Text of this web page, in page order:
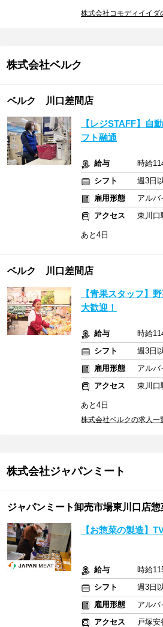
株式会社コモディイイダ
株式会社ベルク
ベルク 川口差間店
【レジSTAFF】自
フト融通
給与
時給
シフト
週3日
雇用形態
アルバ
アクセス
東川口
あと4日
ベルク 川口差間店
【青果スタッフ】
大歓迎！
給与
時給
シフト
週3日
雇用形態
アルバ
アクセス
東川口
あと4日
株式会社ベルクの求人一
株式会社ジャパンミート
ジャパンミート卸売市場東川口店
【お惣菜の製造】
給与
時給
シフト
週3日
雇用形態
アルバ
アクセス
戸塚